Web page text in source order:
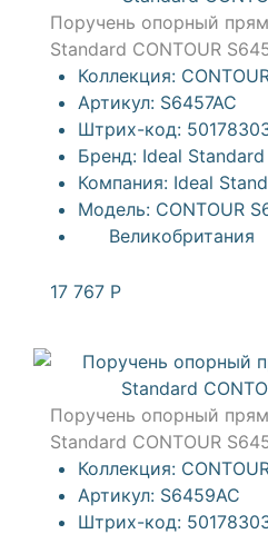
Поручень опорный
Standard CONTOUR
Коллекция:
Артикул: S6457AC
Штрих-код:
Бренд: Ideal Standard
Компания: Ideal
Модель: CONTOUR
Великобритания
17 767 Р
Поручень опорный
Standard CONTOUR
Коллекция:
Артикул: S6459AC
Штрих-код: